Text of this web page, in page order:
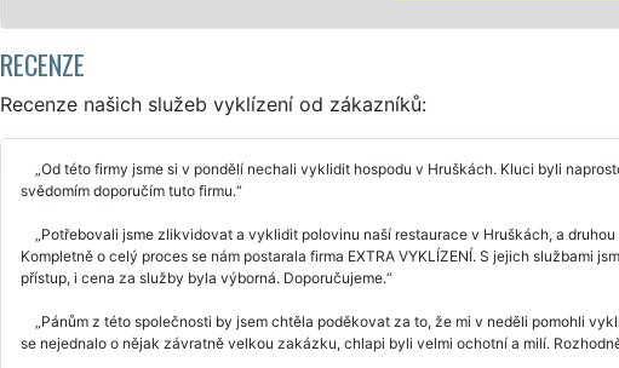
RECENZE
Recenze našich služeb vyklízení od zákazníků:
Od této firmy jsme si v pondělí nechali vyklidit hospodu v Hruškách. Kluci byli
svědomím doporučím tuto firmu.
Potřebovali jsme zlikvidovat a vyklidit polovinu naší restaurace v Hruškách, a
Kompletně o celý proces se nám postarala firma EXTRA VYKLÍZENÍ. S jejich službami
přístup, i cena za služby byla výborná. Doporučujeme.
Pánům z této společnosti by jsem chtěla poděkovat za to, že mi v neděli pomohli
se nejednalo o nějak závratně velkou zakázku, chlapi byli velmi ochotní a milí.